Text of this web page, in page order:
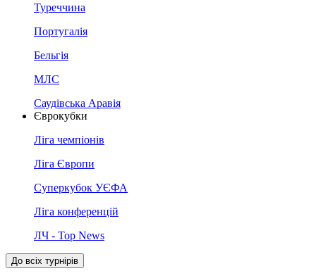
Туреччина
Португалія
Бельгія
МЛС
Саудівська Аравія
Єврокубки
Ліга чемпіонів
Ліга Європи
Суперкубок УЄФА
Ліга конференцій
ЛЧ - Top News
До всіх турнірів